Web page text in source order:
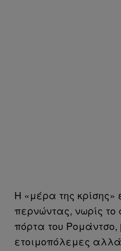
Η «μέρα της κρίσης»
περνώντας, νωρίς
πόρτα του Ρομάντσο,
ετοιμοπόλεμες